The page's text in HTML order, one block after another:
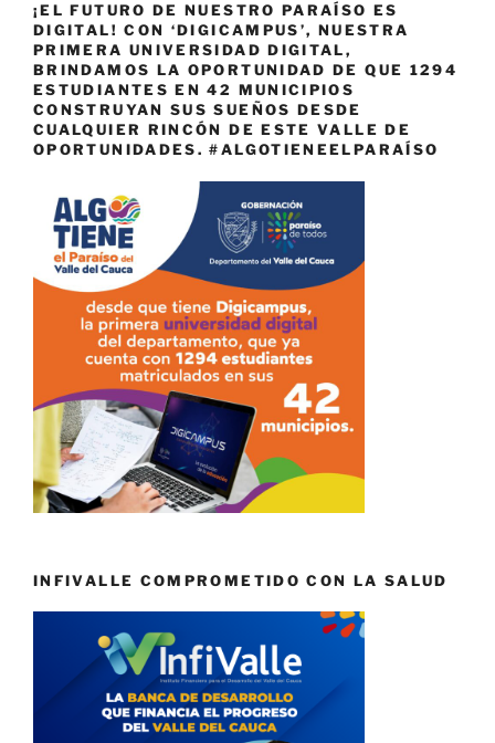
¡EL FUTURO DE NUESTRO PARAÍSO ES
DIGITAL! CON ‘DIGICAMPUS’, NUESTRA
PRIMERA UNIVERSIDAD DIGITAL,
BRINDAMOS LA OPORTUNIDAD DE QUE 1294
ESTUDIANTES EN 42 MUNICIPIOS
CONSTRUYAN SUS SUEÑOS DESDE
CUALQUIER RINCÓN DE ESTE VALLE DE
OPORTUNIDADES. #ALGOTIENEELPARAÍSO
INFIVALLE COMPROMETIDO CON LA SALUD